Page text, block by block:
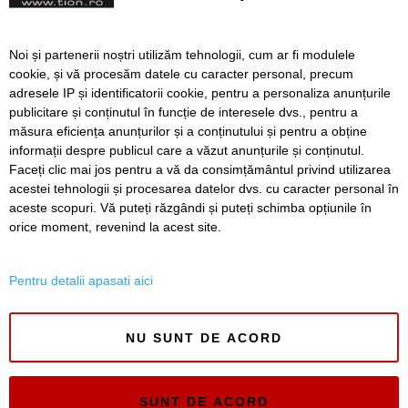
Bulgar prins de polițiștii de
frontieră în timp ce
transporta țigări
netimbrate, în valoare de
1,5 mil. de euro, în
Mehedinți
Înapoi Înainte
SERVICII Redactia
Folosinta Cookie-urilor
Noi și partenerii noștri utilizăm tehnologii, cum ar fi modulele
cookie, și vă procesăm datele cu caracter personal, precum
adresele IP și identificatorii cookie, pentru a personaliza anunțurile
publicitare și conținutul în funcție de interesele dvs., pentru a
măsura eficiența anunțurilor și a conținutului și pentru a obține
informații despre publicul care a văzut anunțurile și conținutul.
Faceți clic mai jos pentru a vă da consimțământul privind utilizarea
acestei tehnologii și procesarea datelor dvs. cu caracter personal în
aceste scopuri. Vă puteți răzgândi și puteți schimba opțiunile în
orice moment, revenind la acest site.
Pentru detalii apasati aici
NU SUNT DE ACORD
SUNT DE ACORD